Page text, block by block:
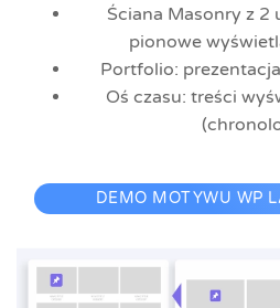
Ściana Masonry z 2
pionowe
Portfolio:
Oś czasu: treści
DEMO MOTYWU WP